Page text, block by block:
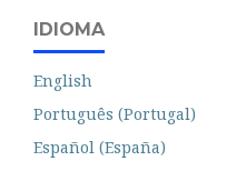
IDIOMA
English
Português (Portugal)
Español (España)